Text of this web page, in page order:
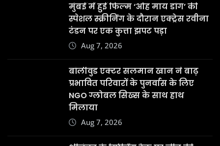
मुंबई में हुई फिल्म ‘ओह माय डॉग’ की
स्पेशल स्क्रीनिंग के दौरान एक्ट्रेस रवीना
टंडन पर एक कुत्ता झपट पड़ा
Aug 7, 2026
बॉलीवुड एक्टर सलमान खान ने बाढ़
प्रभावित परिवारों के पुनर्वास के लिए
NGO ग्लोबल सिख्स के साथ हाथ
मिलाया
Aug 7, 2026